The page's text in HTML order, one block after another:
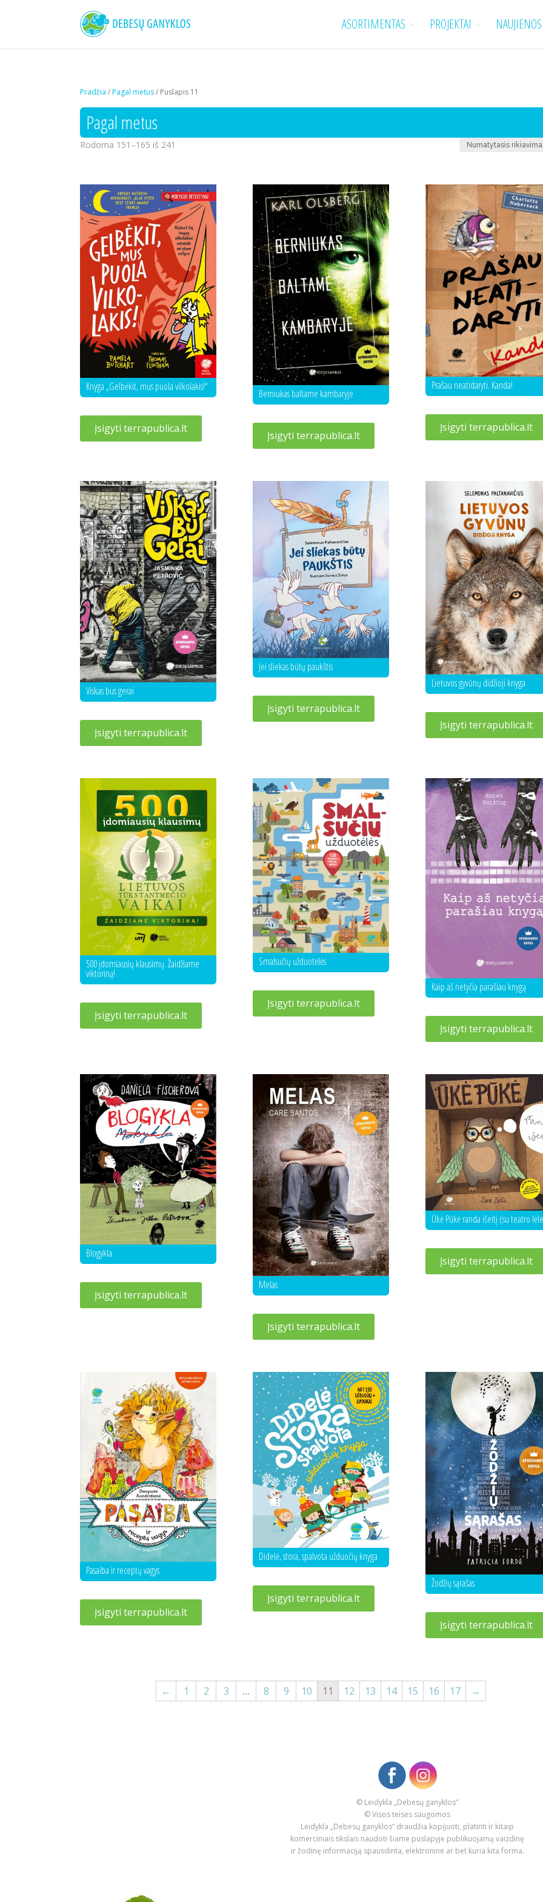
ASORTIMENTAS PROJEKTAI NAUJIENOS
Pradžia /Pagal metus/ Puslapis 11
Pagal metus
Rodoma 151–165 iš 241
Knyga „Gelbėkit, mus puola vilkolakis!“
Įsigyti terrapublica.lt
Berniukas baltame kambaryje
Įsigyti terrapublica.lt
Prašau neatidaryti. Kanda!
Įsigyti terrapublica.lt
Viskas bus gerai
Įsigyti terrapublica.lt
Jei sliekas būtų paukštis
Įsigyti terrapublica.lt
Lietuvos gyvūnų didžioji knyga
Įsigyti terrapublica.lt
500 įdomiausių klausimų. Žaidžiame
viktoriną!
Įsigyti terrapublica.lt
Smalsučių užduotėlės
Įsigyti terrapublica.lt
Kaip aš netyčia parašiau knygą
Įsigyti terrapublica.lt
Blogykla
Įsigyti terrapublica.lt
Melas
Įsigyti terrapublica.lt
Ūkė Pūkė randa išeitį (su teatro
Įsigyti terrapublica.lt
Pasaiba ir receptų vagys
Įsigyti terrapublica.lt
Didelė, stora, spalvota užduočių knyga
Įsigyti terrapublica.lt
Žodžių sąrašas
Įsigyti terrapublica.lt
← 1 2 3 … 8 9 10 11 12 13 14 15 16 17 →
© Leidykla „Debesų ganyklos“
© Visos teisės saugomos
Leidykla „Debesų ganyklos“ draudžia kopijuoti, platinti ir kitaip
komerciniais tikslais naudoti šiame puslapyje publikuojamą vaizdinę
ir žodinę informaciją spausdinta, elektronine ar bet kuria kita forma.